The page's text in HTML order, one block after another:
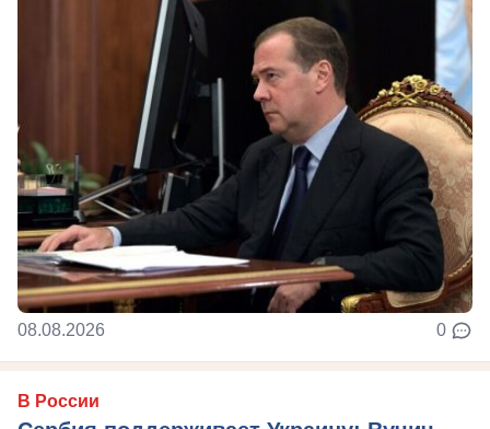
08.08.2026 0
В России